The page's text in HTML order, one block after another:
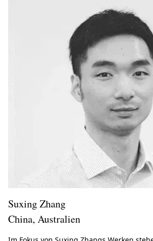
Suxing Zhang
China, Australien